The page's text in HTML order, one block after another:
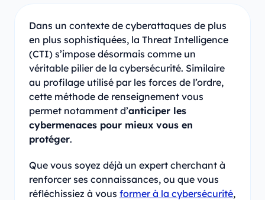
Dans un contexte de cyberattaques de plus
en plus sophistiquées, la Threat Intelligence
(CTI) s’impose désormais comme un
véritable pilier de la cybersécurité. Similaire
au profilage utilisé par les forces de l’ordre,
cette méthode de renseignement vous
permet notamment d’anticiper les
cybermenaces pour mieux vous en
protéger.
Que vous soyez déjà un expert cherchant à
renforcer ses connaissances, ou que vous
réfléchissiez à vous former à la cybersécurité,